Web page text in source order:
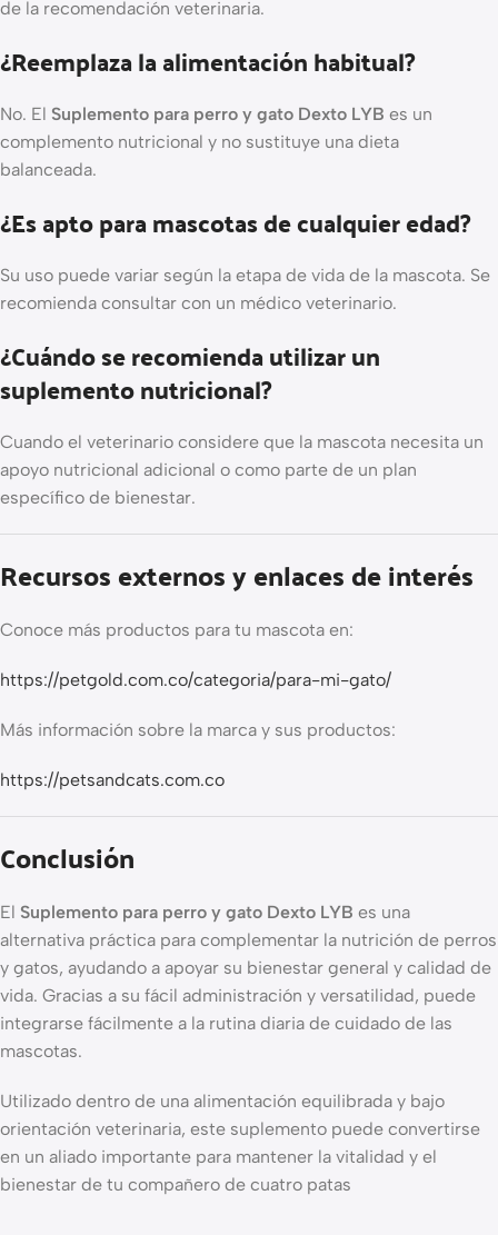
de la recomendación veterinaria.
¿Reemplaza la alimentación habitual?
No. El Suplemento para perro y gato Dexto LYB es un
complemento nutricional y no sustituye una dieta
balanceada.
¿Es apto para mascotas de cualquier edad?
Su uso puede variar según la etapa de vida de la mascota. Se
recomienda consultar con un médico veterinario.
¿Cuándo se recomienda utilizar un
suplemento nutricional?
Cuando el veterinario considere que la mascota necesita un
apoyo nutricional adicional o como parte de un plan
específico de bienestar.
Recursos externos y enlaces de interés
Conoce más productos para tu mascota en:
https://petgold.com.co/categoria/para-mi-gato/
Más información sobre la marca y sus productos:
https://petsandcats.com.co
Conclusión
El Suplemento para perro y gato Dexto LYB es una
alternativa práctica para complementar la nutrición de perros
y gatos, ayudando a apoyar su bienestar general y calidad de
vida. Gracias a su fácil administración y versatilidad, puede
integrarse fácilmente a la rutina diaria de cuidado de las
mascotas.
Utilizado dentro de una alimentación equilibrada y bajo
orientación veterinaria, este suplemento puede convertirse
en un aliado importante para mantener la vitalidad y el
bienestar de tu compañero de cuatro patas